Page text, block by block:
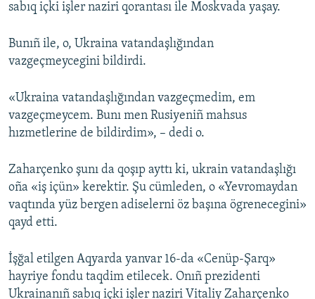
sabıq içki işler naziri qorantası ile Moskvada yaşay.
Bunıñ ile, o, Ukraina vatandaşlığından
vazgeçmeycegini bildirdi.
«Ukraina vatandaşlığından vazgeçmedim, em
vazgeçmeycem. Bunı men Rusiyeniñ mahsus
hızmetlerine de bildirdim», – dedi o.
Zaharçenko şunı da qoşıp ayttı ki, ukrain vatandaşlığı
oña «iş içün» kerektir. Şu cümleden, o «Yevromaydan
vaqtında yüz bergen adiselerni öz başına ögrenecegini»
qayd etti.
İşğal etilgen Aqyarda yanvar 16-da «Cenüp-Şarq»
hayriye fondu taqdim etilecek. Onıñ prezidenti
Ukrainanıñ sabıq içki işler naziri Vitaliy Zaharçenko